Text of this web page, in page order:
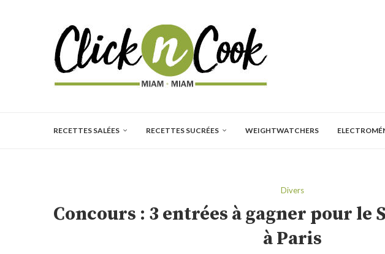
RECETTES SALÉES RECETTES SUCRÉES WEIGHTWATCHERS
Divers
Concours : 3 entrées à gagner pour le
à Paris